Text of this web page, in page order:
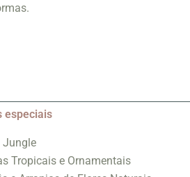
especiais
Jungle
Tropicais e Ornamentais